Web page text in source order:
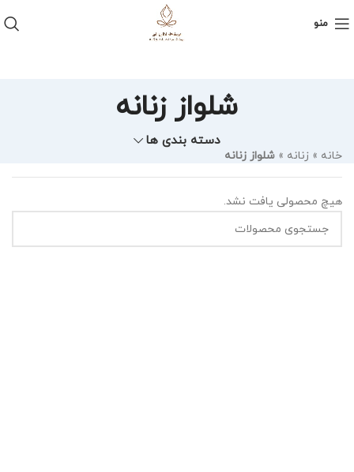
منو
شلواز زنانه
دسته بندی ها
خانه » زنانه » شلواز زنانه
هیچ محصولی یافت نشد.